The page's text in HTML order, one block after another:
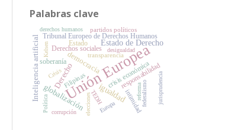
Palabras clave
Unión Europea
igualdad
Estado de Derecho
globalización
Derechodemocracia
Inteligencia artificial crisis económica
Derechos sociales
Estado
Tribunal Europeo de Derechos Humanos
soberanía responsabilidad
transparencia
intimidad
Filipinas
partidos políticos
Crisis jurisprudencia
reforma
TEDH
elecciones Europa
derechos humanos
corrupción
Kelsen
federalismo
Política
desigualdad